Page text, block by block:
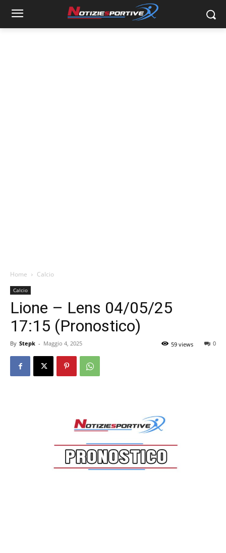
Home Calcio
Calcio
Lione – Lens 04/05/25
17:15 (Pronostico)
By Stepk - Maggio 4, 2025 0
59 views